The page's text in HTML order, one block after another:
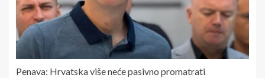
Penava: Hrvatska više neće pasivno promatrati